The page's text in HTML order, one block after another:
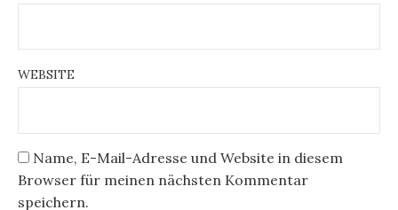
WEBSITE
Name, E-Mail-Adresse und Website in diesem
Browser für meinen nächsten Kommentar
speichern.